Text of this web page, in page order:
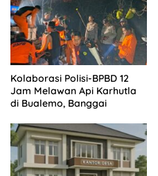
Kolaborasi Polisi-BPBD 12
Jam Melawan Api Karhutla
di Bualemo, Banggai